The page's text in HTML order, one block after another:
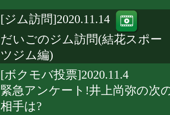
[ジム訪問]2020.11.14
だいごのジム訪問(結花スポー
ツジム編)
[ボクモバ投票]2020.11.4
緊急アンケート!井上尚弥の次
相手は?